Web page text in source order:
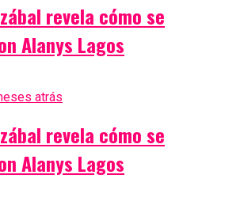
revela cómo se
Alanys Lagos
atrás
revela cómo se
Alanys Lagos